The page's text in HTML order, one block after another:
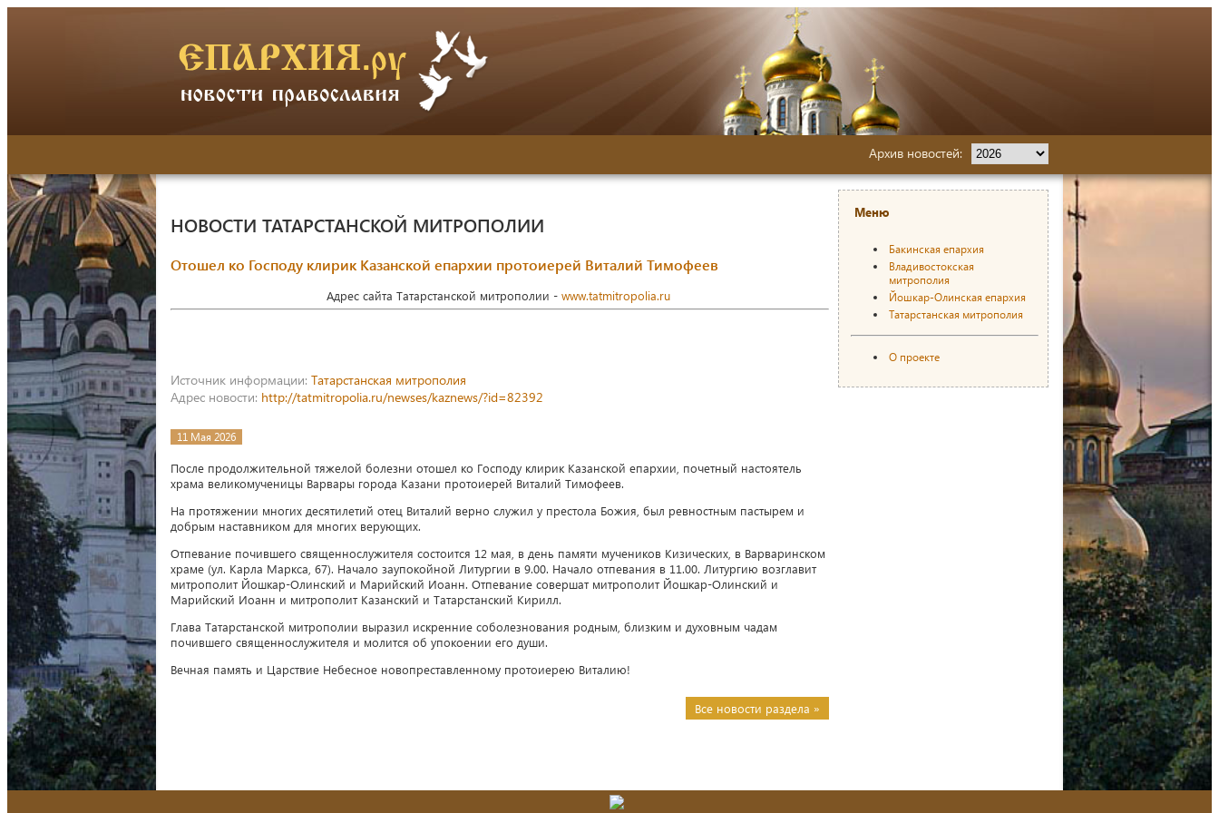
Архив новостей:
НОВОСТИ ТАТАРСТАНСКОЙ МИТРОПОЛИИ
Отошел ко Господу клирик Казанской епархии протоиерей Виталий Тимофеев
Адрес сайта Татарстанской митрополии - www.tatmitropolia.ru
Источник информации: Татарстанская митрополия
Адрес новости: http://tatmitropolia.ru/newses/kaznews/?id=82392
11 Мая 2026
После продолжительной тяжелой болезни отошел ко Господу клирик Казанской епархии, почетный настоятель
храма великомученицы Варвары города Казани протоиерей Виталий Тимофеев.
На протяжении многих десятилетий отец Виталий верно служил у престола Божия, был ревностным пастырем и
добрым наставником для многих верующих.
Отпевание почившего священнослужителя состоится 12 мая, в день памяти мучеников Кизических, в Варваринском
храме (ул. Карла Маркса, 67). Начало заупокойной Литургии в 9.00. Начало отпевания в 11.00. Литургию возглавит
митрополит Йошкар-Олинский и Марийский Иоанн. Отпевание совершат митрополит Йошкар-Олинский и
Марийский Иоанн и митрополит Казанский и Татарстанский Кирилл.
Глава Татарстанской митрополии выразил искренние соболезнования родным, близким и духовным чадам
почившего священнослужителя и молится об упокоении его души.
Вечная память и Царствие Небесное новопреставленному протоиерею Виталию!
Все новости раздела »
Меню
Бакинская епархия
Владивостокская
митрополия
Йошкар-Олинская епархия
Татарстанская митрополия
О проекте